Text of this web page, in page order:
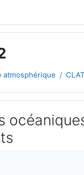
atmosphérique